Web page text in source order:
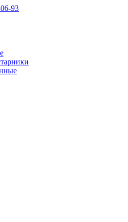
93